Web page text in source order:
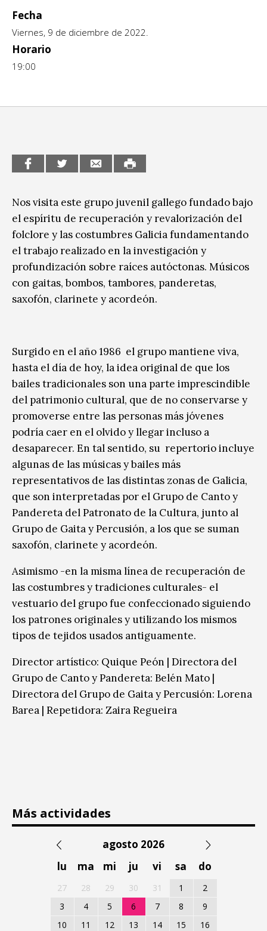
CCE en el interior/libros
Espacio itinerante de lectura infantil
Exposiciones
Formación
Género y Diversidad
Música
Sin categoría
Fecha
Viernes, 9 de diciembre de 2022.
Horario
19:00
Nos visita este grupo juvenil gallego fundado bajo
el espíritu de recuperación y revalorización del
folclore y las costumbres Galicia fundamentando
el trabajo realizado en la investigación y
profundización sobre raíces autóctonas. Músicos
con gaitas, bombos, tambores, panderetas,
saxofón, clarinete y acordeón.
Surgido en el año 1986 el grupo mantiene viva,
hasta el día de hoy, la idea original de que los
bailes tradicionales son una parte imprescindible
del patrimonio cultural, que de no conservarse y
promoverse entre las personas más jóvenes
podría caer en el olvido y llegar incluso a
desaparecer. En tal sentido, su repertorio incluye
algunas de las músicas y bailes más
representativos de las distintas zonas de Galicia,
que son interpretadas por el Grupo de Canto y
Pandereta del Patronato de la Cultura, junto al
Grupo de Gaita y Percusión, a los que se suman
saxofón, clarinete y acordeón.
Asimismo -en la misma línea de recuperación de
las costumbres y tradiciones culturales- el
vestuario del grupo fue confeccionado siguiendo
los patrones originales y utilizando los mismos
tipos de tejidos usados antiguamente.
Director artístico: Quique Peón | Directora del
Grupo de Canto y Pandereta: Belén Mato |
Directora del Grupo de Gaita y Percusión: Lorena
Barea | Repetidora: Zaira Regueira
Más actividades
agosto 2026
lu
ma mi ju vi sa do
27 28 29 30 31 1
2
3
4 5 6 7 8
9
10
11 12 13 14 15
16